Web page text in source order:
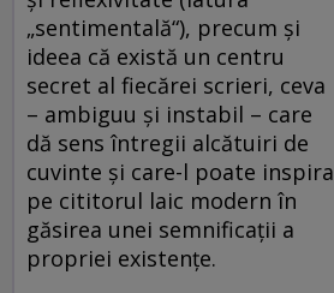
„sentimentală“), precum şi
ideea că există un centru
secret al fiecărei scrieri, ceva
– ambiguu şi instabil – care
dă sens întregii alcătuiri de
cuvinte şi care-l poate inspira
pe cititorul laic modern în
găsirea unei semnificaţii a
propriei existenţe.